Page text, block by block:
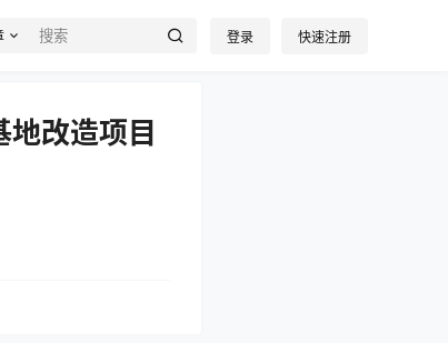
登录 快速注册
改造项目